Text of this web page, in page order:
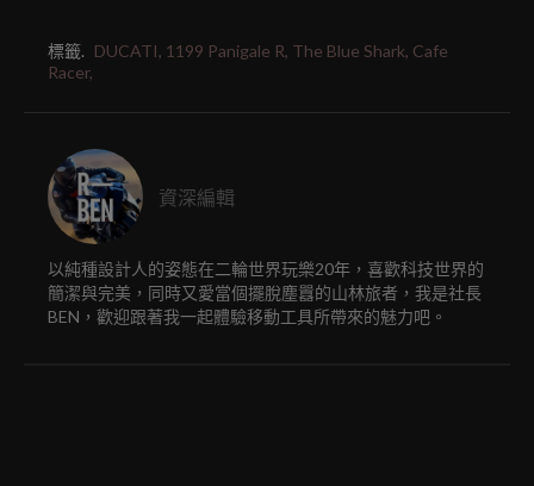
標籤. DUCATI, 1199 Panigale R, The Blue Shark, Cafe
Racer,
資深編輯
以純種設計人的姿態在二輪世界玩樂20年，喜歡科技世界的
簡潔與完美，同時又愛當個擺脫塵囂的山林旅者，我是社長
BEN，歡迎跟著我一起體驗移動工具所帶來的魅力吧。